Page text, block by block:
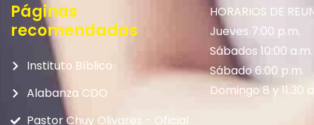
Páginas
recomendadas
Instituto Bíblico
Alabanza CDO
Pastor Chuy Olivares - Oficial
HORARIOS DE
Jueves 7:00 p.m.
Sábados 10:00
Sábado 6:00 p.m.
Domingo 8 y 11:30